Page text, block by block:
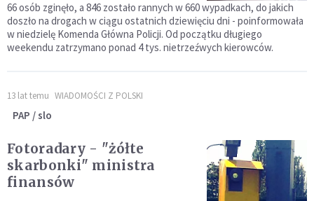
66 osób zginęło, a 846 zostało rannych w 660 wypadkach, do jakich
doszło na drogach w ciągu ostatnich dziewięciu dni - poinformowała
w niedzielę Komenda Główna Policji. Od początku długiego
weekendu zatrzymano ponad 4 tys. nietrzeźwych kierowców.
13 lat temu WIADOMOŚCI Z POLSKI
PAP / slo
Fotoradary - "żółte
skarbonki" ministra
finansów